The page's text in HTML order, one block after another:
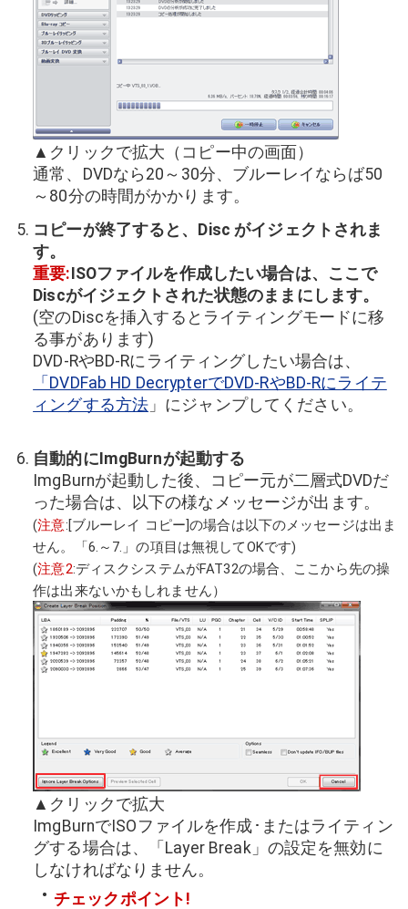
▲クリックで拡大（コピー中の画面）
通常、DVDなら20～30分、ブルーレイならば50
～80分の時間がかかります。
コピーが終了すると、Disc がイジェクトされま
す。
重要:ISOファイルを作成したい場合は、ここで
Discがイジェクトされた状態のままにします。
(空のDiscを挿入するとライティングモードに移
る事があります)
DVD-RやBD-Rにライティングしたい場合は、
「DVDFab HD DecrypterでDVD-RやBD-Rにライテ
ィングする方法 」にジャンプしてください。
自動的にImgBurnが起動する
ImgBurnが起動した後、コピー元が二層式DVDだ
った場合は、以下の様なメッセージが出ます。
(注意:[ブルーレイ コピー]の場合は以下のメッセージは出ま
せん。「6.～7.」の項目は無視してOKです)
(注意2:ディスクシステムがFAT32の場合、ここから先の操
作は出来ないかもしれません）
▲クリックで拡大
ImgBurnでISOファイルを作成･またはライティン
グする場合は、「Layer Break」の設定を無効に
しなければなりません。
チェックポイント!